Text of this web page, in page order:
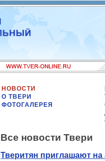
НОВОСТИ
О ТВЕРИ
ФОТОГАЛЕРЕЯ
Все новости Твери
Тверитян приглашают